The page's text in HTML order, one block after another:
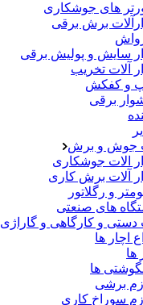
های جوشکاری
برش برقی
سایش و پولیش برقی
آلات تخریب
و کفکش
برقی
جوش و برش
الات جوشکاری
آلات برش کاری
و رگلاتور
های صنعتی
دستی و کارگاهی و گاراژی
اچار ها
ها
ها
برشی
سوراخ کاری